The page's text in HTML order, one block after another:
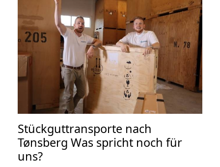
Stückguttransporte nach
Tønsberg Was spricht noch für
uns?